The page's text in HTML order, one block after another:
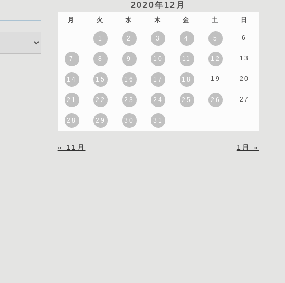
2020年12月
月 火 水 木 金 土 日
1 2 3 4 5 6
7 8 9 10 11 12 13
14 15 16 17 18 19 20
21 22 23 24 25 26 27
28 29 30 31
« 11月 1月 »